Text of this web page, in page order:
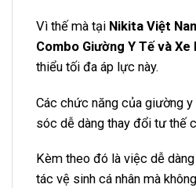
Vì thế mà tại Nikita Việt
Combo Giường Y Tế và Xe
thiểu tối đa áp lực này.
Các chức năng của giường
sóc dễ dàng thay đổi tư thế
Kèm theo đó là việc dễ
tác vệ sinh cá nhân mà